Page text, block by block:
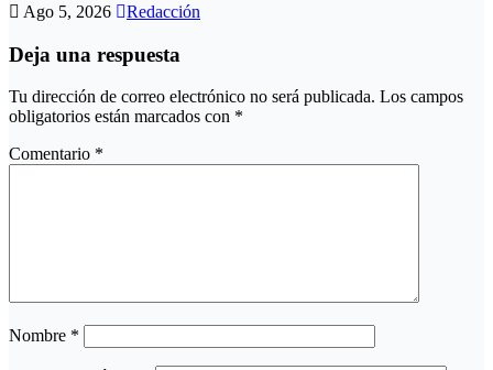
Ago 5, 2026 Redacción
Deja una respuesta
Tu dirección de correo electrónico no será publicada. Los campos
obligatorios están marcados con *
Comentario *
Nombre *